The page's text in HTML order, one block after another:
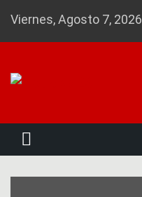
Viernes, Agosto 7, 2026